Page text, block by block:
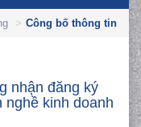
Công bố thông tin
nhận đăng ký
nghề kinh doanh